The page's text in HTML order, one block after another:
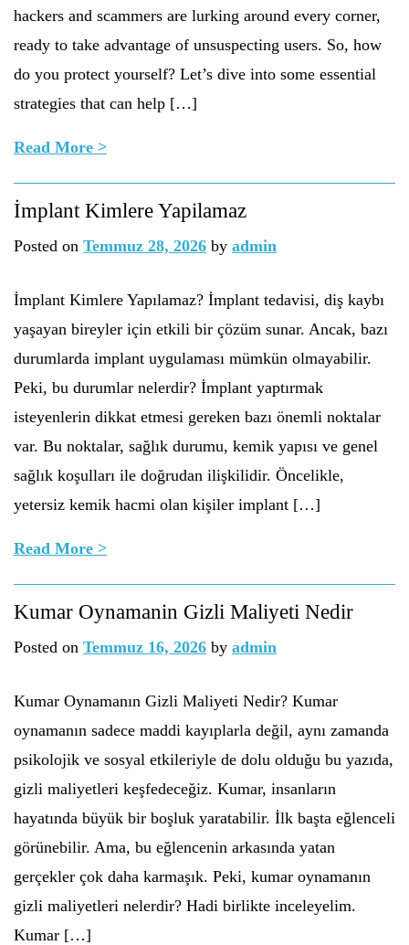
hackers and scammers are lurking around every corner,
ready to take advantage of unsuspecting users. So, how
do you protect yourself? Let’s dive into some essential
strategies that can help […]
Read More >
İmplant Kimlere Yapilamaz
Posted on Temmuz 28, 2026 by admin
İmplant Kimlere Yapılamaz? İmplant tedavisi, diş kaybı
yaşayan bireyler için etkili bir çözüm sunar. Ancak, bazı
durumlarda implant uygulaması mümkün olmayabilir.
Peki, bu durumlar nelerdir? İmplant yaptırmak
isteyenlerin dikkat etmesi gereken bazı önemli noktalar
var. Bu noktalar, sağlık durumu, kemik yapısı ve genel
sağlık koşulları ile doğrudan ilişkilidir. Öncelikle,
yetersiz kemik hacmi olan kişiler implant […]
Read More >
Kumar Oynamanin Gizli Maliyeti Nedir
Posted on Temmuz 16, 2026 by admin
Kumar Oynamanın Gizli Maliyeti Nedir? Kumar
oynamanın sadece maddi kayıplarla değil, aynı zamanda
psikolojik ve sosyal etkileriyle de dolu olduğu bu yazıda,
gizli maliyetleri keşfedeceğiz. Kumar, insanların
hayatında büyük bir boşluk yaratabilir. İlk başta eğlenceli
görünebilir. Ama, bu eğlencenin arkasında yatan
gerçekler çok daha karmaşık. Peki, kumar oynamanın
gizli maliyetleri nelerdir? Hadi birlikte inceleyelim.
Kumar […]